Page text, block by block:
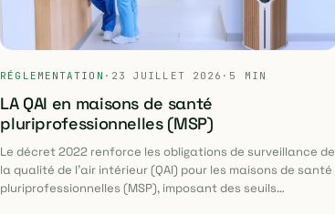
RÉGLEMENTATION · 23 JUILLET 2026 · 5 MIN
LA QAI en maisons de santé
pluriprofessionnelles (MSP)
Le décret 2022 renforce les obligations de surveillance de
la qualité de l’air intérieur (QAI) pour les maisons de santé
pluriprofessionnelles (MSP), imposant des seuils